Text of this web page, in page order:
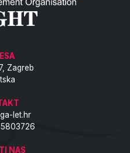
Zagreb
let.hr
NAS